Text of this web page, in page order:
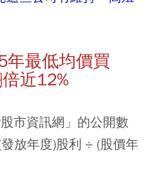
年最低均價買
近12%
市資訊網」的公開數
放年度)股利 ÷ (股價年